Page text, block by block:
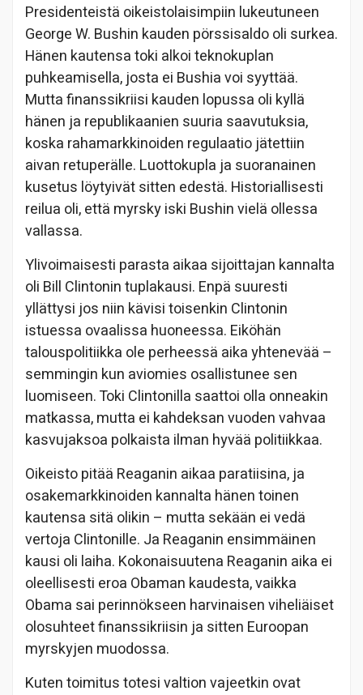
Presidenteistä oikeistolaisimpiin lukeutuneen
George W. Bushin kauden pörssisaldo oli surkea.
Hänen kautensa toki alkoi teknokuplan
puhkeamisella, josta ei Bushia voi syyttää.
Mutta finanssikriisi kauden lopussa oli kyllä
hänen ja republikaanien suuria saavutuksia,
koska rahamarkkinoiden regulaatio jätettiin
aivan retuperälle. Luottokupla ja suoranainen
kusetus löytyivät sitten edestä. Historiallisesti
reilua oli, että myrsky iski Bushin vielä ollessa
vallassa.
Ylivoimaisesti parasta aikaa sijoittajan kannalta
oli Bill Clintonin tuplakausi. Enpä suuresti
yllättysi jos niin kävisi toisenkin Clintonin
istuessa ovaalissa huoneessa. Eiköhän
talouspolitiikka ole perheessä aika yhtenevää –
semmingin kun aviomies osallistunee sen
luomiseen. Toki Clintonilla saattoi olla onneakin
matkassa, mutta ei kahdeksan vuoden vahvaa
kasvujaksoa polkaista ilman hyvää politiikkaa.
Oikeisto pitää Reaganin aikaa paratiisina, ja
osakemarkkinoiden kannalta hänen toinen
kautensa sitä olikin – mutta sekään ei vedä
vertoja Clintonille. Ja Reaganin ensimmäinen
kausi oli laiha. Kokonaisuutena Reaganin aika ei
oleellisesti eroa Obaman kaudesta, vaikka
Obama sai perinnökseen harvinaisen viheliäiset
olosuhteet finanssikriisin ja sitten Euroopan
myrskyjen muodossa.
Kuten toimitus totesi valtion vajeetkin ovat